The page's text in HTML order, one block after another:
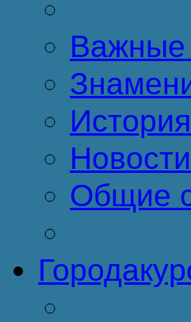
Важные
Общие
Города